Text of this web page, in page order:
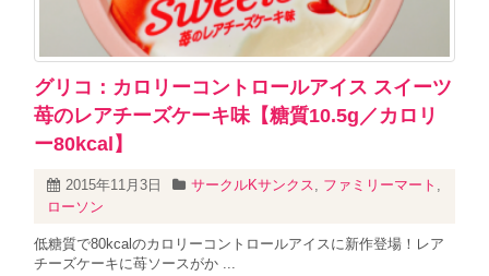
グリコ：カロリーコントロールアイス スイーツ
苺のレアチーズケーキ味【糖質10.5g／カロリ
ー80kcal】
2015年11月3日 サークルKサンクス, ファミリーマート ,
ローソン
低糖質で80kcalのカロリーコントロールアイスに新作登場！レア
チーズケーキに苺ソースがか ...